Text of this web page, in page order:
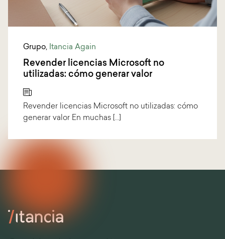
Grupo, Itancia Again
Revender licencias Microsoft no
utilizadas: cómo generar valor
Revender licencias Microsoft no utilizadas: cómo
generar valor En muchas […]